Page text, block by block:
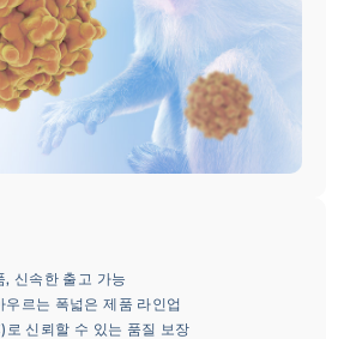
, 신속한 출고 가능
우르는 폭넓은 제품 라인업
로 신뢰할 수 있는 품질 보장